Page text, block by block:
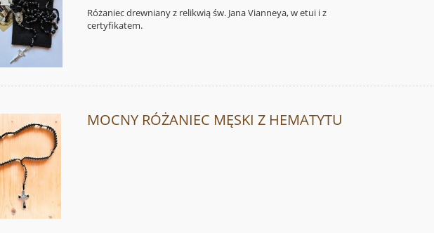
Różaniec drewniany z relikwią św. Jana Vianneya, w etui i z
certyfikatem.
MOCNY RÓŻANIEC MĘSKI Z HEMATYTU